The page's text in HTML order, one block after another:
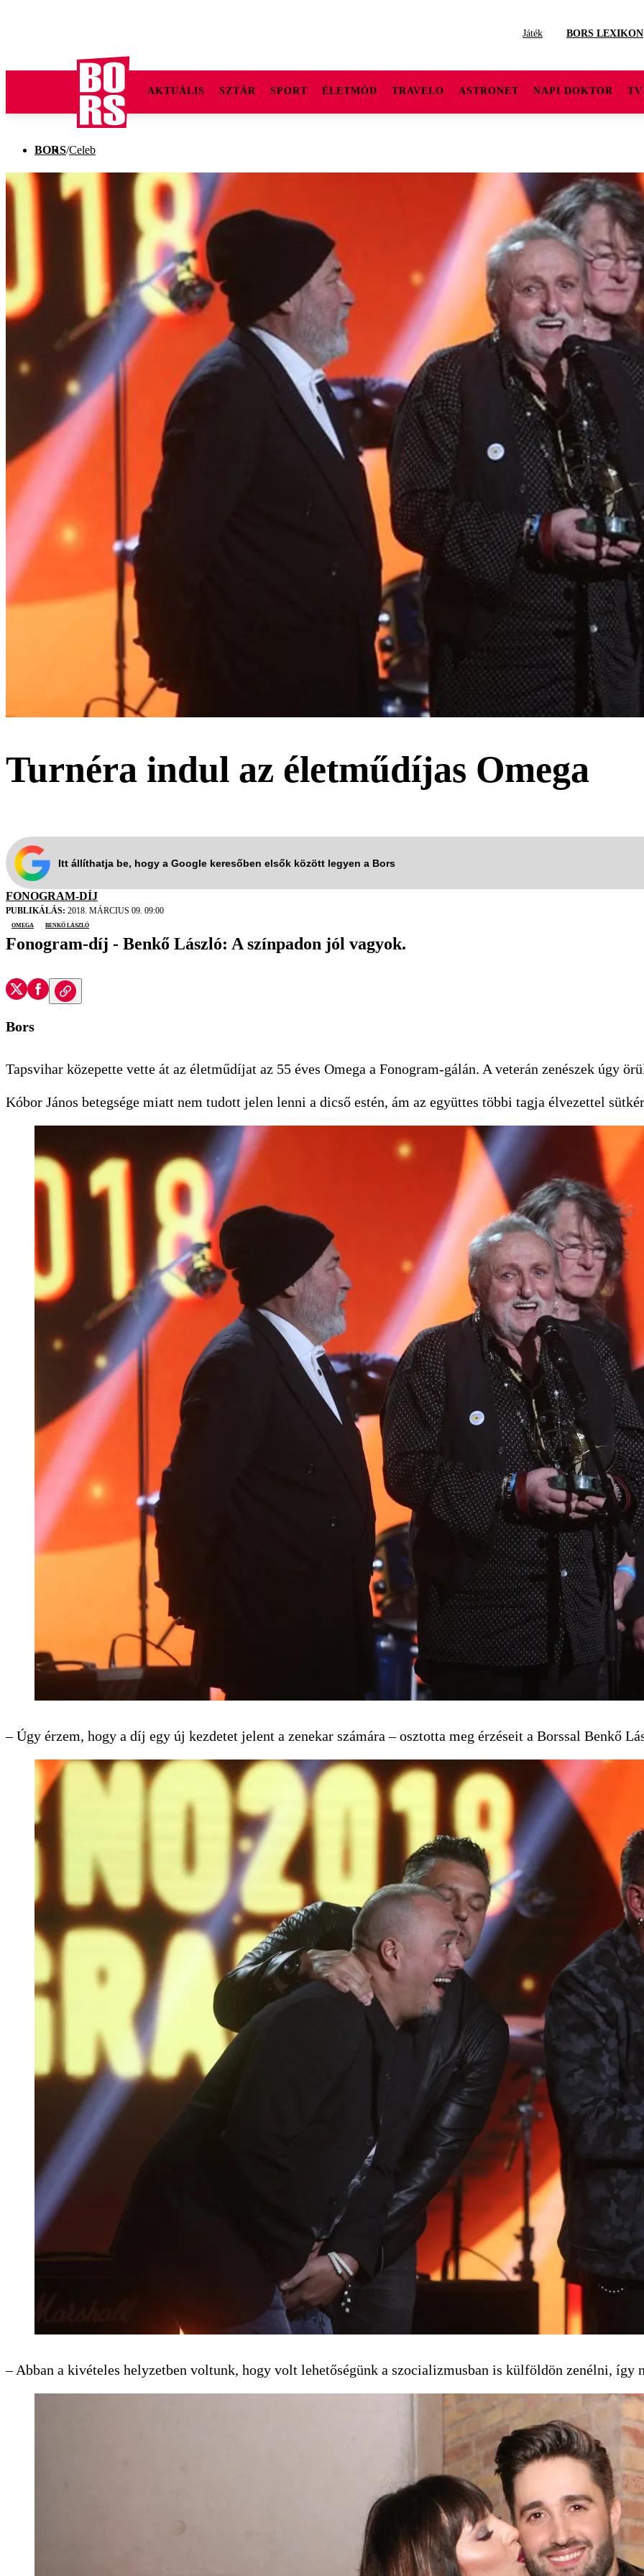
Játék BORS LEXIKON
AKTUÁLIS SZTÁR SPORT ÉLETMÓD TRAVELO ASTRONET NAPI DOKTOR TV
BORS/Celeb
Turnéra indul az életműdíjas Omega
Itt állíthatja be, hogy a Google keresőben elsők között legyen a Bors
FONOGRAM-DÍJ
PUBLIKÁLÁS: 2018. MÁRCIUS 09. 09:00
Omega
Benkő László
Fonogram-díj - Benkő László: A színpadon jól vagyok.
Bors
Tapsvihar közepette vette át az életműdíjat az 55 éves Omega a Fonogram-gálán. A veterán zenészek úgy
Kóbor János betegsége miatt nem tudott jelen lenni a dicső estén, ám az együttes többi tagja élvezettel
– Úgy érzem, hogy a díj egy új kezdetet jelent a zenekar számára – osztotta meg érzéseit a Borssal Benkő
– Abban a kivételes helyzetben voltunk, hogy volt lehetőségünk a szocializmusban is külföldön zenélni, így